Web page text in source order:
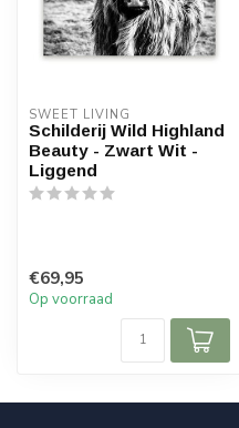
SWEET LIVING
Schilderij Wild Highland
Beauty - Zwart Wit -
Liggend
€69,95
Op voorraad